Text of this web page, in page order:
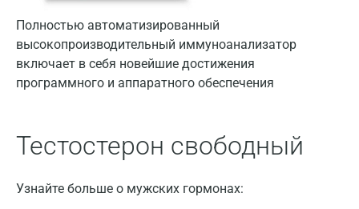
Полностью автоматизированный
высокопроизводительный иммуноанализатор
включает в себя новейшие достижения
программного и аппаратного обеспечения
Тестостерон свободный
Узнайте больше о мужских гормонах:
Вологда
Воронеж
Всеволожск
Геленджик